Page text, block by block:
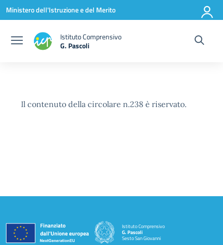
Vai ai contenuti
Vai al menu di navigazione
Vai al footer
Ministero dell'Istruzione e del Merito
Istituto Comprensivo
G. Pascoli
Il contenuto della circolare n.238 è riservato.
Istituto Comprensivo
G. Pascoli
Sesto San Giovanni